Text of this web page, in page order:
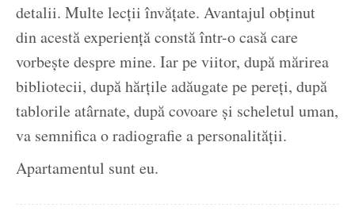
detalii. Multe lecții învățate. Avantajul obținut
din acestă experiență constă într-o casă care
vorbește despre mine. Iar pe viitor, după mărirea
bibliotecii, după hărțile adăugate pe pereți, după
tablorile atârnate, după covoare și scheletul uman,
va semnifica o radiografie a personalității.
Apartamentul sunt eu.